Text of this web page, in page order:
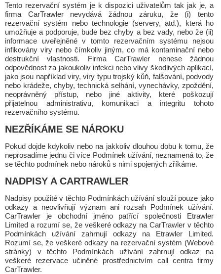
Tento rezervační systém je k dispozici uživatelům tak jak je, a
firma CarTrawler nevydává žádnou záruku, že (i) tento
rezervační systém nebo technologie (servery, atd.), která ho
umožňuje a podporuje, bude bez chyby a bez vady, nebo že (ii)
informace uveřejněné v tomto rezervačním systému nejsou
infikovány viry nebo čímkoliv jiným, co má kontaminační nebo
destrukční vlastnosti. Firma CarTrawler nenese žádnou
odpovědnost za jakoukoliv infekci nebo vlivy škodlivých aplikací,
jako jsou například viry, viry typu trojský kůň, falšování, podvody
nebo krádeže, chyby, technická selhání, vynechávky, zpoždění,
neoprávněný přístup, nebo jiné aktivity, které poškozují
přijatelnou administrativu, komunikaci a integritu tohoto
rezervačního systému.
NEZŘÍKÁME SE NÁROKU
Pokud dojde kdykoliv nebo na jakkoliv dlouhou dobu k tomu, že
neprosadíme jednu či více Podmínek užívání, neznamená to, že
se těchto podmínek nebo nároků s nimi spojených zříkáme.
NADPISY A CARTRAWLER
Nadpisy použité v těchto Podmínkách užívání slouží pouze jako
odkazy a neovlivňují význam ani rozsah Podmínek užívání.
CarTrawler je obchodní jméno patřící společnosti Etrawler
Limited a rozumí se, že veškeré odkazy na CarTrawler v těchto
Podmínkách užívání zahrnují odkazy na Etrawler Limited.
Rozumí se, že veškeré odkazy na rezervační systém (Webové
stránky) v těchto Podmínkách užívání zahrnují odkaz na
veškeré rezervace učiněné prostřednictvím call centra firmy
CarTrawler.